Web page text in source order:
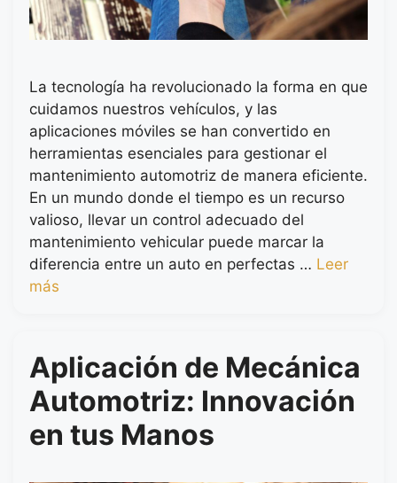
La tecnología ha revolucionado la forma en que
cuidamos nuestros vehículos, y las
aplicaciones móviles se han convertido en
herramientas esenciales para gestionar el
mantenimiento automotriz de manera eficiente.
En un mundo donde el tiempo es un recurso
valioso, llevar un control adecuado del
mantenimiento vehicular puede marcar la
diferencia entre un auto en perfectas … Leer
más
Aplicación de Mecánica
Automotriz: Innovación
en tus Manos